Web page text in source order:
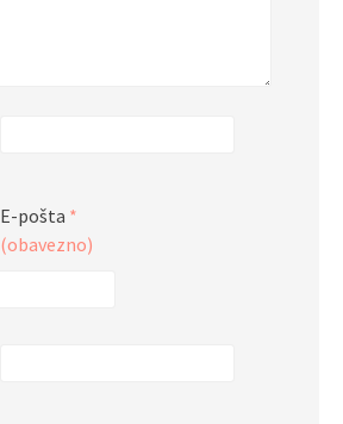
E-pošta *
(obavezno)